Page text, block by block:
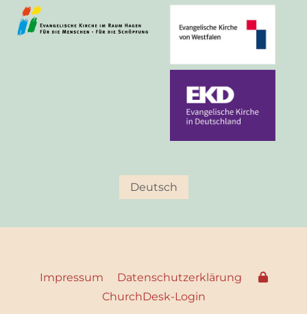
Deutsch
Impressum
Datenschutzerklärung
ChurchDesk-Login